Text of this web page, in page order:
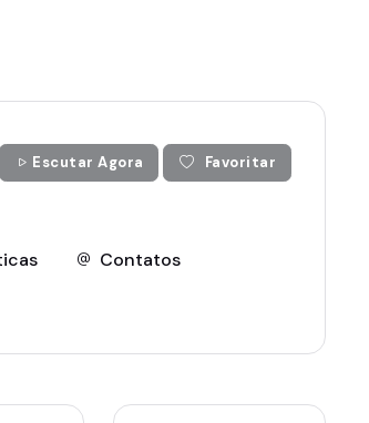
Escutar Agora Favoritar
Contatos